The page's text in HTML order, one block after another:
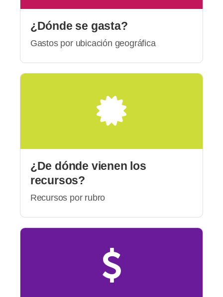
¿Dónde se gasta?
Gastos por ubicación geográfica
¿De dónde vienen los
recursos?
Recursos por rubro